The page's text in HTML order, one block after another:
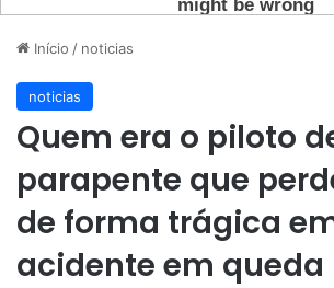
Início / noticias
noticias
Quem era o piloto
parapente que
de forma trágica
acidente em queda